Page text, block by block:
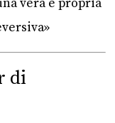
vera e propria
di